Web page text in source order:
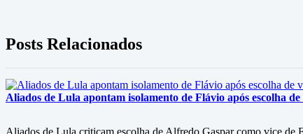
Posts Relacionados
Aliados de Lula apontam isolamento de Flávio após escolha
Aliados de Lula criticam escolha de Alfredo Gaspar como vice de